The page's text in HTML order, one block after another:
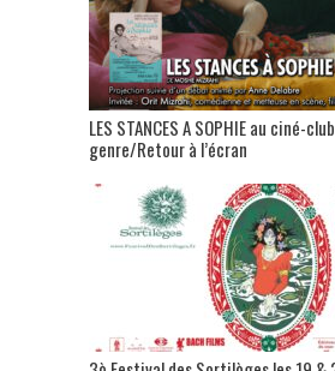
LES STANCES A SOPHIE au ciné-
genre/Retour à l’écran